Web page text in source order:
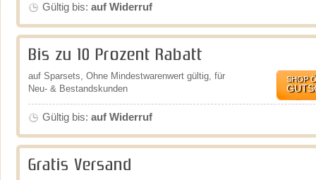
Gültig bis: auf Widerruf
Bis zu 10 Prozent Rabatt
auf Sparsets, Ohne Mindestwarenwert gültig, für
Neu- & Bestandskunden
SHOP
Gültig bis: auf Widerruf
Gratis Versand